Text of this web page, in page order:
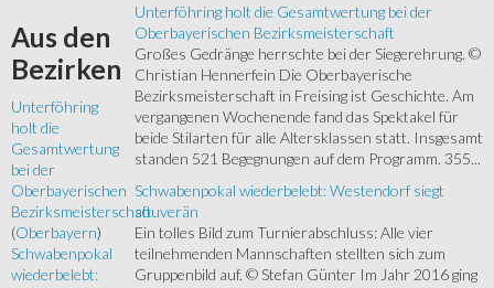
Unterföhring holt die Gesamtwertung bei der
Oberbayerischen Bezirksmeisterschaft
Großes Gedränge herrschte bei der Siegerehrung. ©
Christian Hennerfein Die Oberbayerische
Bezirksmeisterschaft in Freising ist Geschichte. Am
vergangenen Wochenende fand das Spektakel für
beide Stilarten für alle Altersklassen statt. Insgesamt
standen 521 Begegnungen auf dem Programm. 355...
Schwabenpokal wiederbelebt: Westendorf siegt
souverän
Ein tolles Bild zum Turnierabschluss: Alle vier
teilnehmenden Mannschaften stellten sich zum
Gruppenbild auf. © Stefan Günter Im Jahr 2016 ging
Aus den
Bezirken
Unterföhring
holt die
Gesamtwertung
bei der
Oberbayerischen
Bezirksmeisterschaft
(Oberbayern)
Schwabenpokal
wiederbelebt: